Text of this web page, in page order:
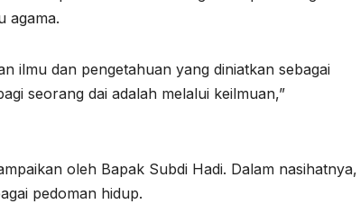
agama.
ilmu dan pengetahuan yang diniatkan sebagai
seorang dai adalah melalui keilmuan,”
oleh Bapak Subdi Hadi. Dalam nasihatnya,
pedoman hidup.